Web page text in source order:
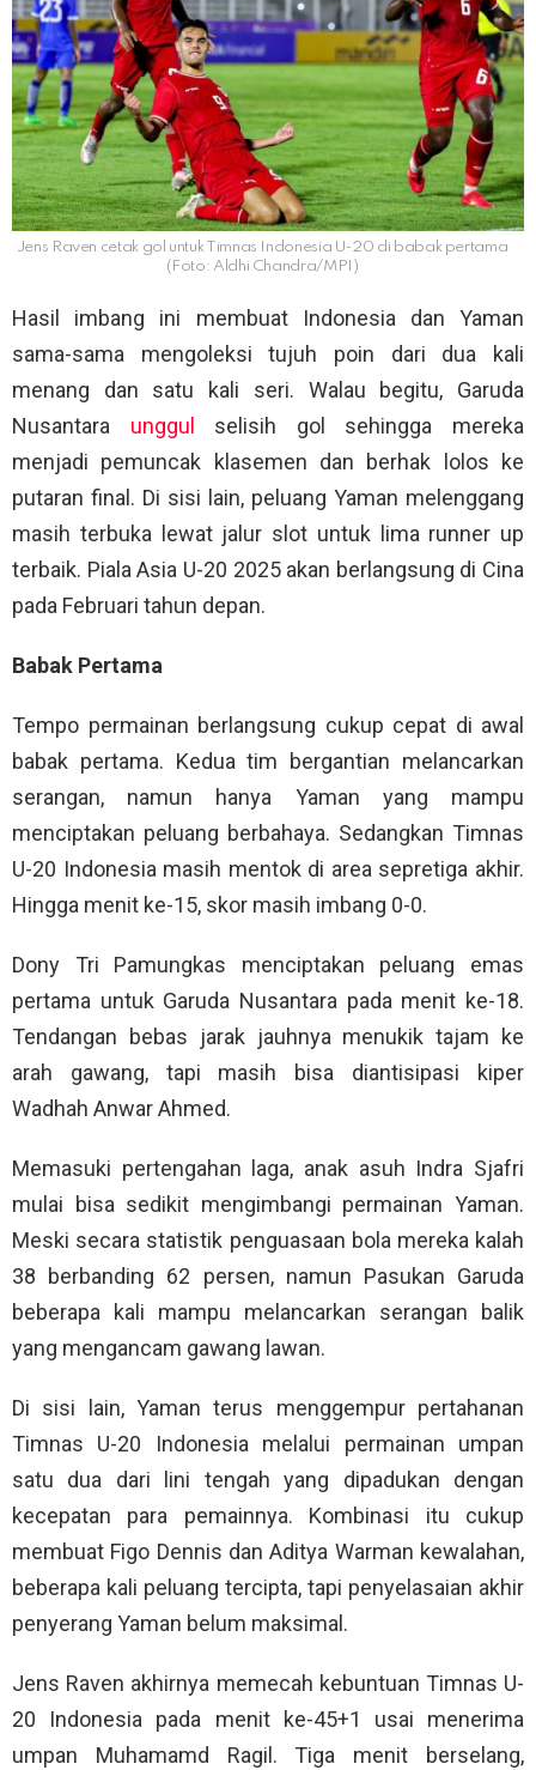
Jens Raven cetak gol untuk Timnas Indonesia U-20 di babak pertama
(Foto: Aldhi Chandra/MPI)
Hasil imbang ini membuat Indonesia dan Yaman
sama-sama mengoleksi tujuh poin dari dua kali
menang dan satu kali seri. Walau begitu, Garuda
Nusantara unggul
selisih gol sehingga mereka
menjadi pemuncak klasemen dan berhak lolos ke
putaran final. Di sisi lain, peluang Yaman melenggang
masih terbuka lewat jalur slot untuk lima runner up
terbaik. Piala Asia U-20 2025 akan berlangsung di Cina
pada Februari tahun depan.
Babak Pertama
Tempo permainan berlangsung cukup cepat di awal
babak pertama. Kedua tim bergantian melancarkan
serangan, namun hanya Yaman yang mampu
menciptakan peluang berbahaya. Sedangkan Timnas
U-20 Indonesia masih mentok di area sepretiga akhir.
Hingga menit ke-15, skor masih imbang 0-0.
Dony Tri Pamungkas menciptakan peluang emas
pertama untuk Garuda Nusantara pada menit ke-18.
Tendangan bebas jarak jauhnya menukik tajam ke
arah gawang, tapi masih bisa diantisipasi kiper
Wadhah Anwar Ahmed.
Memasuki pertengahan laga, anak asuh Indra Sjafri
mulai bisa sedikit mengimbangi permainan Yaman.
Meski secara statistik penguasaan bola mereka kalah
38 berbanding 62 persen, namun Pasukan Garuda
beberapa kali mampu melancarkan serangan balik
yang mengancam gawang lawan.
Di sisi lain, Yaman terus menggempur pertahanan
Timnas U-20 Indonesia melalui permainan umpan
satu dua dari lini tengah yang dipadukan dengan
kecepatan para pemainnya. Kombinasi itu cukup
membuat Figo Dennis dan Aditya Warman kewalahan,
beberapa kali peluang tercipta, tapi penyelasaian akhir
penyerang Yaman belum maksimal.
Jens Raven akhirnya memecah kebuntuan Timnas U-
20 Indonesia pada menit ke-45+1 usai menerima
umpan Muhamamd Ragil. Tiga menit berselang,